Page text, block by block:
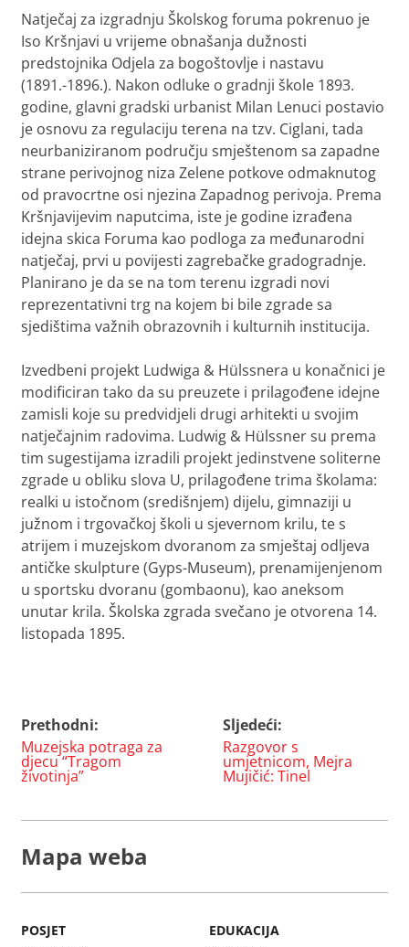
Natječaj za izgradnju Školskog foruma pokrenuo je
Iso Kršnjavi u vrijeme obnašanja dužnosti
predstojnika Odjela za bogoštovlje i nastavu
(1891.-1896.). Nakon odluke o gradnji škole 1893.
godine, glavni gradski urbanist Milan Lenuci postavio
je osnovu za regulaciju terena na tzv. Ciglani, tada
neurbaniziranom području smještenom sa zapadne
strane perivojnog niza Zelene potkove odmaknutog
od pravocrtne osi njezina Zapadnog perivoja. Prema
Kršnjavijevim naputcima, iste je godine izrađena
idejna skica Foruma kao podloga za međunarodni
natječaj, prvi u povijesti zagrebačke gradogradnje.
Planirano je da se na tom terenu izgradi novi
reprezentativni trg na kojem bi bile zgrade sa
sjedištima važnih obrazovnih i kulturnih institucija.
Izvedbeni projekt Ludwiga & Hülssnera u konačnici je
modificiran tako da su preuzete i prilagođene idejne
zamisli koje su predvidjeli drugi arhitekti u svojim
natječajnim radovima. Ludwig & Hülssner su prema
tim sugestijama izradili projekt jedinstvene soliterne
zgrade u obliku slova U, prilagođene trima školama:
realki u istočnom (središnjem) dijelu, gimnaziji u
južnom i trgovačkoj školi u sjevernom krilu, te s
atrijem i muzejskom dvoranom za smještaj odljeva
antičke skulpture (Gyps-Museum), prenamijenjenom
u sportsku dvoranu (gombaonu), kao aneksom
unutar krila. Školska zgrada svečano je otvorena 14.
listopada 1895.
Navigacija
objava
Prethodni:
Muzejska potraga za
djecu “Tragom
životinja”
Sljedeći:
Razgovor s
umjetnicom, Mejra
Mujičić: Tinel
Mapa weba
POSJET
EDUKACIJA